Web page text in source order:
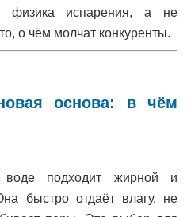
физика испарения, а не
о чём молчат конкуренты.
основа: в чём
воде подходит жирной и
быстро отдаёт влагу, не